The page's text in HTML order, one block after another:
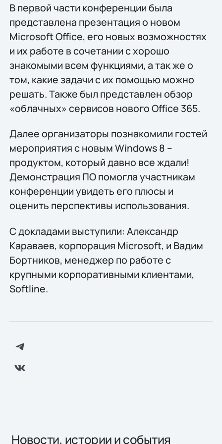
В первой части конференции была
представлена презентация о новом
Microsoft Office, его новых возможностях
и их работе в сочетании с хорошо
знакомыми всем функциями, а так же о
том, какие задачи с их помощью можно
решать. Также был представлен обзор
«облачных» сервисов нового Office 365.
Далее организаторы познакомили гостей
мероприятия с новым Windows 8 –
продуктом, который давно все ждали!
Демонстрация ПО помогла участникам
конференции увидеть его плюсы и
оценить перспективы использования.
С докладами выступили: Александр
Караваев, корпорация Microsoft, и Вадим
Бортников, менеджер по работе с
крупными корпоративными клиентами,
Softline.
Новости, истории и события